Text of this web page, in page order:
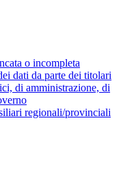
o incompleta
dati da parte dei titolari
di amministrazione, di
regionali/provinciali